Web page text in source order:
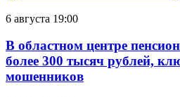
6 августа 19:00
В областном центре
более 300 тысяч рублей,
мошенников